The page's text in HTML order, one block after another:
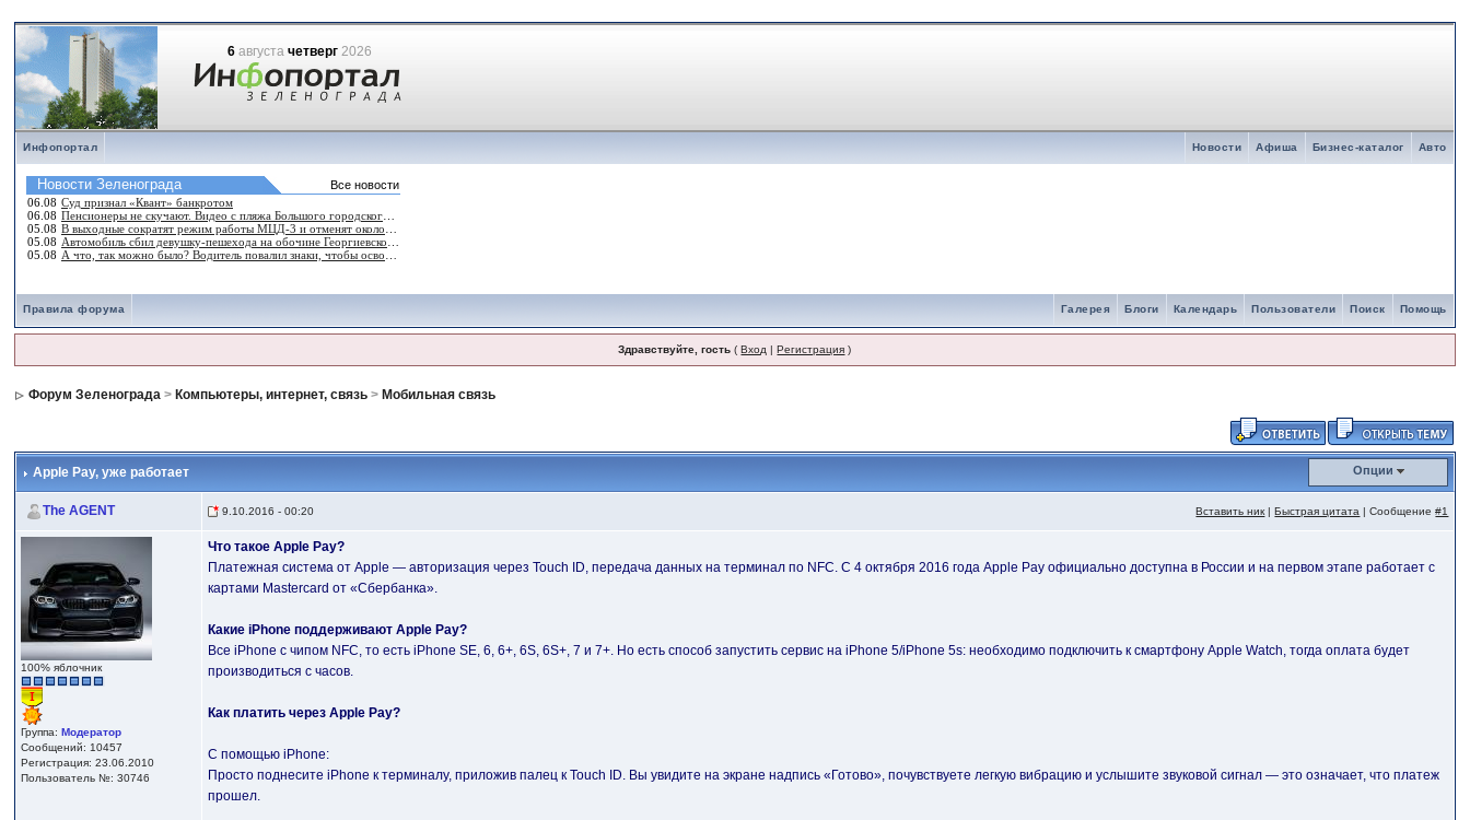
6 августачетверг 2026
Инфопортал Авто
Бизнес-каталог
Афиша
Новости
Правила форума Помощь
Поиск
Пользователи
Календарь
Блоги
Галерея
Здравствуйте, гость (Вход |Регистрация )
Форум Зеленограда > Компьютеры, интернет, связь > Мобильная связь
Apple Pay, уже работает Опции
The AGENT 9.10.2016 - 00:20 Вставить ник |Быстрая цитата | Сообщение#1
100% яблочник
Группа:Модератор
Сообщений: 10457
Регистрация: 23.06.2010
Пользователь №: 30746
Что такое Apple Pay?
Платежная система от Apple — авторизация через Touch ID, передача данных на терминал по NFC. C 4 октября 2016 года Apple Pay официально доступна в России и на первом этапе работает с
картами Mastercard от «Сбербанка».
Какие iPhone поддерживают Apple Pay?
Все iPhone с чипом NFC, то есть iPhone SE, 6, 6+, 6S, 6S+, 7 и 7+. Но есть способ запустить сервис на iPhone 5/iPhone 5s: необходимо подключить к смартфону Apple Watch, тогда оплата будет
производиться с часов.
Как платить через Apple Pay?
С помощью iPhone:
Просто поднесите iPhone к терминалу, приложив палец к Touch ID. Вы увидите на экране надпись «Готово», почувствуете легкую вибрацию и услышите звуковой сигнал — это означает, что платеж
прошел.